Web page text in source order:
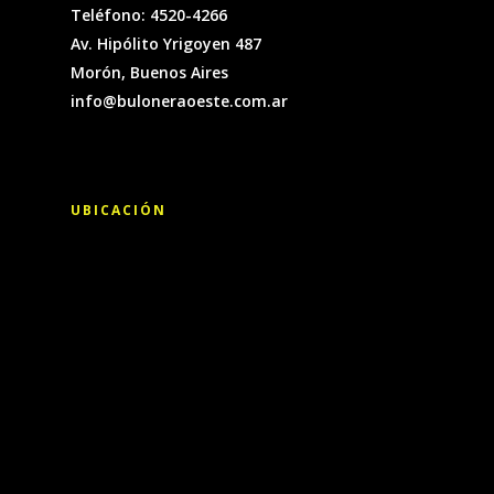
Teléfono: 4520-4266
Av. Hipólito Yrigoyen 487
Morón, Buenos Aires
info@buloneraoeste.com.ar
UBICACIÓN